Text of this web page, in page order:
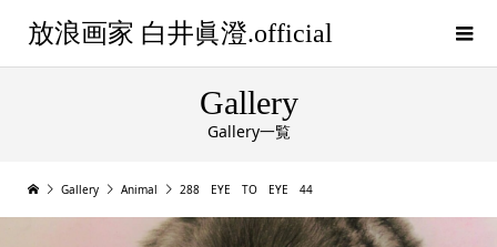
放浪画家 白井眞澄.official
Gallery
Gallery一覧
Gallery Animal 288 EYE TO EYE 44